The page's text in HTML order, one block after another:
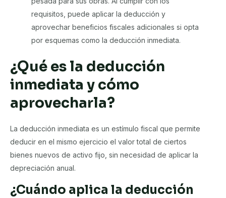
requisitos, puede aplicar la deducción y
aprovechar beneficios fiscales adicionales si opta
por esquemas como la deducción inmediata.
¿Qué es la deducción
inmediata y cómo
aprovecharla?
La deducción inmediata es un estímulo fiscal que permite
deducir en el mismo ejercicio el valor total de ciertos
bienes nuevos de activo fijo, sin necesidad de aplicar la
depreciación anual.
¿Cuándo aplica la deducción